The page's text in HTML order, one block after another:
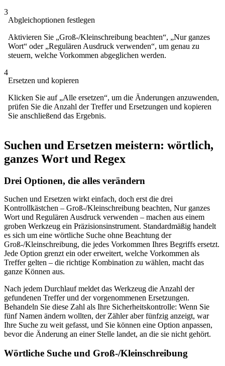
3
Abgleichoptionen festlegen
Aktivieren Sie „Groß-/Kleinschreibung beachten“, „Nur ganzes
Wort“ oder „Regulären Ausdruck verwenden“, um genau zu
steuern, welche Vorkommen abgeglichen werden.
4
Ersetzen und kopieren
Klicken Sie auf „Alle ersetzen“, um die Änderungen anzuwenden,
prüfen Sie die Anzahl der Treffer und Ersetzungen und kopieren
Sie anschließend das Ergebnis.
Suchen und Ersetzen meistern: wörtlich,
ganzes Wort und Regex
Drei Optionen, die alles verändern
Suchen und Ersetzen wirkt einfach, doch erst die drei
Kontrollkästchen – Groß-/Kleinschreibung beachten, Nur ganzes
Wort und Regulären Ausdruck verwenden – machen aus einem
groben Werkzeug ein Präzisionsinstrument. Standardmäßig handelt
es sich um eine wörtliche Suche ohne Beachtung der
Groß-/Kleinschreibung, die jedes Vorkommen Ihres Begriffs ersetzt.
Jede Option grenzt ein oder erweitert, welche Vorkommen als
Treffer gelten – die richtige Kombination zu wählen, macht das
ganze Können aus.
Nach jedem Durchlauf meldet das Werkzeug die Anzahl der
gefundenen Treffer und der vorgenommenen Ersetzungen.
Behandeln Sie diese Zahl als Ihre Sicherheitskontrolle: Wenn Sie
fünf Namen ändern wollten, der Zähler aber fünfzig anzeigt, war
Ihre Suche zu weit gefasst, und Sie können eine Option anpassen,
bevor die Änderung an einer Stelle landet, an die sie nicht gehört.
Wörtliche Suche und Groß-/Kleinschreibung